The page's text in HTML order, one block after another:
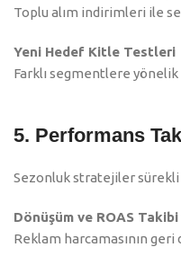
Toplu alım indirimleri ile
Yeni Hedef Kitle Testleri
Farklı segmentlere
5. Performans
Sezonluk stratejiler
Dönüşüm ve ROAS Takibi
Reklam harcamasının